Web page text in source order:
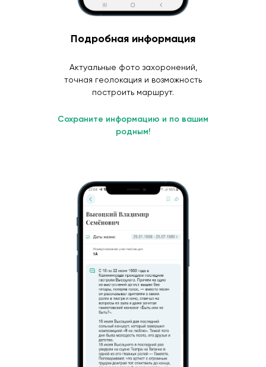
Подробная информация
Актуальные фото захоронений,
точная геолокация и возможность
построить маршрут.
Сохраните информацию и по вашим
родным!